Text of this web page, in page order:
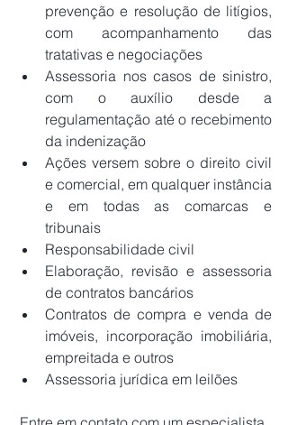
prevenção e resolução de litígios,
com acompanhamento das
tratativas e negociações
Assessoria nos casos de sinistro,
com o auxílio desde a
regulamentação até o recebimento
da indenização
Ações versem sobre o direito civil
e comercial, em qualquer instância
e em todas as comarcas e
tribunais
Responsabilidade civil
Elaboração, revisão e assessoria
de contratos bancários
Contratos de compra e venda de
imóveis, incorporação imobiliária,
empreitada e outros
Assessoria jurídica em leilões